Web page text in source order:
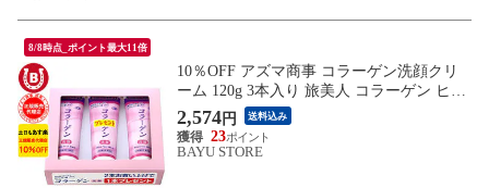
8/8時点_ポイント最大11倍
10％OFF アズマ商事 コラーゲン洗顔クリ
ーム 120g 3本入り 旅美人 コラーゲン ヒア
ルロン酸 洗顔クリーム 洗顔料 洗顔フォー
ム コラーゲン配合 アズマ商事洗顔 コラー
ゲンシリーズ アズマ商事 旅美人 洗顔フォ
2,574円 送料込み
23
BAYU STORE